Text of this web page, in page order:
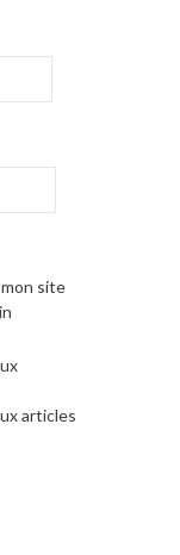
site
articles